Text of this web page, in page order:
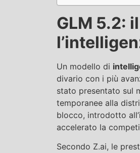
GLM 5.2:
Un modello di
divario con i più
stato presentato sul
temporanee alla
blocco, introdotto
accelerato la
Secondo Z.ai, le